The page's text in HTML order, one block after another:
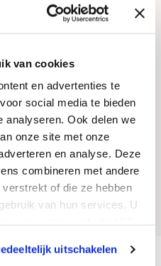
van cookies
en advertenties te
social media te bieden
analyseren. Ook delen we
onze site met onze
en analyse. Deze
combineren met andere
of die ze hebben
van hun services. U
uitschakelen
de grondstoffen zeer sterk
wij geconfronteerd met forse
instabiele markt in de nabije
zullen u hier zo snel mogelijk
grondstoffen onder druk